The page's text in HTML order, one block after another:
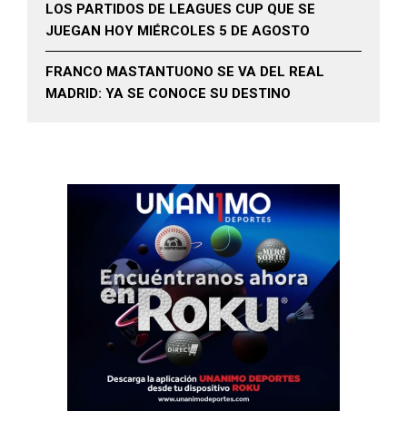
LOS PARTIDOS DE LEAGUES CUP QUE SE
JUEGAN HOY MIÉRCOLES 5 DE AGOSTO
FRANCO MASTANTUONO SE VA DEL REAL
MADRID: YA SE CONOCE SU DESTINO